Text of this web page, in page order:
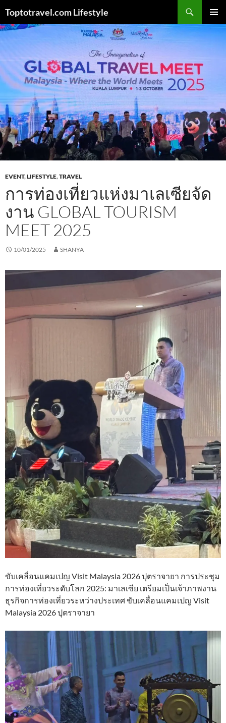
content
Toptotravel.com Lifestyle
MENU
EVENT,LIFESTYLE,TRAVEL
การท่องเที่ยวแห่งมาเลเซียจัด
งาน GLOBAL TOURISM
MEET 2025
10/01/2025 SHANYA
ขับเคลื่อนแคมเปญ Visit Malaysia 2026 ปุตราจายา การประชุม
การท่องเที่ยวระดับโลก 2025: มาเลเซีย เตรียมเป็นเจ้าภาพงาน
ธุรกิจการท่องเที่ยวระหว่างประเทศ ขับเคลื่อนแคมเปญ Visit
Malaysia 2026 ปุตราจายา